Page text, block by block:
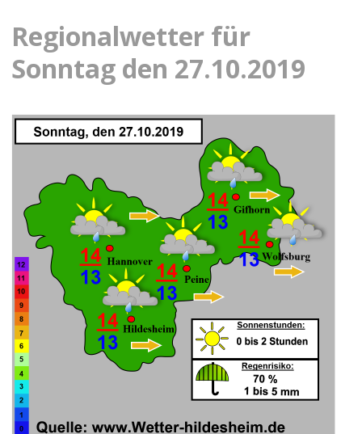
Regionalwetter für
Sonntag den 27.10.2019